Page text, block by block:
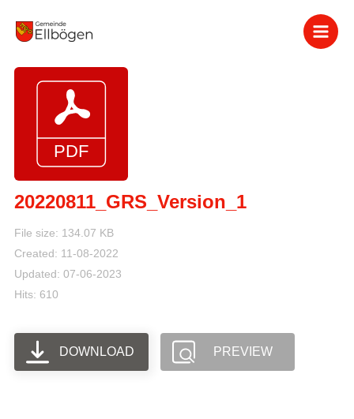
Inhalt
20220811_GRS_Version_1
File size: 134.07 KB
Created: 11-08-2022
Updated: 07-06-2023
Hits: 610
DOWNLOAD PREVIEW